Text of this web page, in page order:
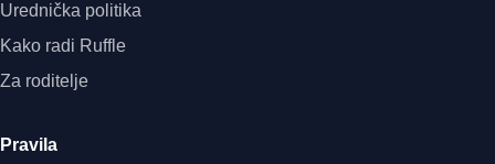
Urednička politika
Kako radi Ruffle
Za roditelje
Pravila